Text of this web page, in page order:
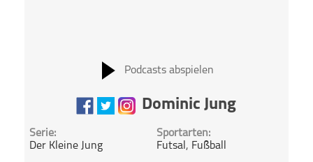
Podcasts abspielen
Dominic Jung
Serie:
Der Kleine Jung
Sportarten:
Futsal , Fußball